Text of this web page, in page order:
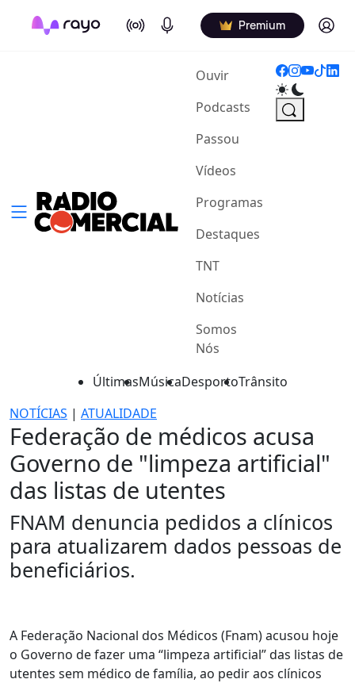
On Air Podcasts Premium Log in
Ouvir(current)
Podcasts
Passou
Vídeos
Programas
Destaques
TNT
Notícias
Somos
Nós
ÚltimasMúsicaDesportoTrânsito
NOTÍCIAS | ATUALIDADE
Federação de médicos acusa
Governo de "limpeza artificial"
das listas de utentes
FNAM denuncia pedidos a clínicos
para atualizarem dados pessoas de
beneficiários.
A Federação Nacional dos Médicos (Fnam) acusou hoje
o Governo de fazer uma “limpeza artificial” das listas de
utentes sem médico de família, ao pedir aos clínicos